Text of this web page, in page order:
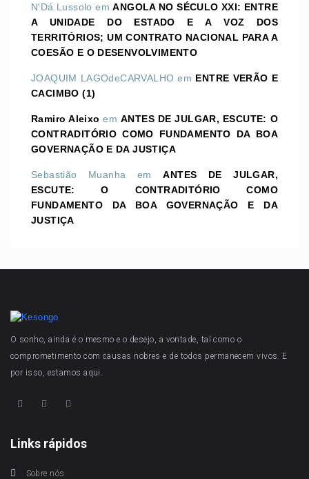
N'Dá Lussolo emANGOLA NO SÉCULO XXI: ENTRE
A UNIDADE DO ESTADO E A VOZ DOS
TERRITÓRIOS; UM CONTRATO NACIONAL PARA A
COESÃO E O DESENVOLVIMENTO
JOAQUIM LAGOdeCARVALHO em ENTRE VERÃO E
CACIMBO (1)
Ramiro Aleixo emANTES DE JULGAR, ESCUTE: O
CONTRADITÓRIO COMO FUNDAMENTO DA BOA
GOVERNAÇÃO E DA JUSTIÇA
Sebastião Muanha emANTES DE JULGAR,
ESCUTE: O CONTRADITÓRIO COMO
FUNDAMENTO DA BOA GOVERNAÇÃO E DA
JUSTIÇA
O sonho, ainda é o mesmo e o desejo, a vontade, tal como o
comprometimento com causas nobres e de todos permanecem vivos. E
por isso, estamos aqui.
Links rápidos
Sobre nós